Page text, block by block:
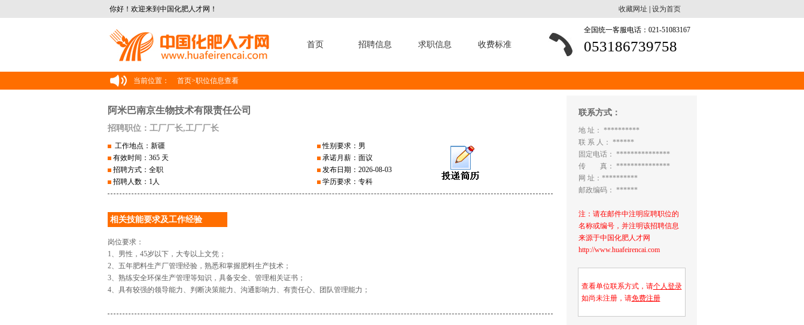
你好！欢迎来到中国化肥人才网！ 收藏网址 设为首页
首页 招聘信息 求职信息 收费标准
全国统一客服电话：021-51083167
053186739758
当前位置： 首页>职位信息查看
阿米巴南京生物技术有限责任公司
招聘职位：工厂厂长,工厂厂长
工作地点：新疆
有效时间：365 天
招聘方式：全职
招聘人数：1人
性别要求：男
承诺月薪：面议
发布日期：2026-08-03
学历要求：专科
相关技能要求及工作经验
岗位要求：
1、男性，45岁以下，大专以上文凭；
2、五年肥料生产厂管理经验，熟悉和掌握肥料生产技术；
3、熟练安全环保生产管理等知识，具备安全、管理相关证书；
4、具有较强的领导能力、判断决策能力、沟通影响力、有责任心、团队管理能力；
联系方式：
地 址： **********
联 系 人： ******
固定电话： ***************
传 真： ***************
网 址：**********
邮政编码： ******
注：请在邮件中注明应聘职位的
名称或编号，并注明该招聘信息
来源于中国化肥人才网
http://www.huafeirencai.com
查看单位联系方式，请个人登录
如尚未注册，请免费注册